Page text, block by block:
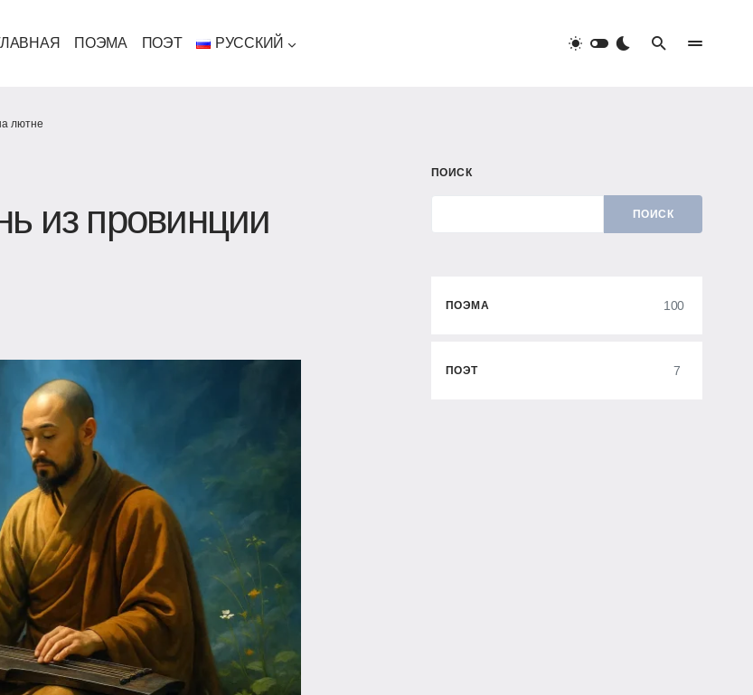
ПОЭМА ПОЭТ РУССКИЙ
лютне
из провинции
ПОИСК
ПОИСК
ПОЭМА 100
ПОЭТ 7